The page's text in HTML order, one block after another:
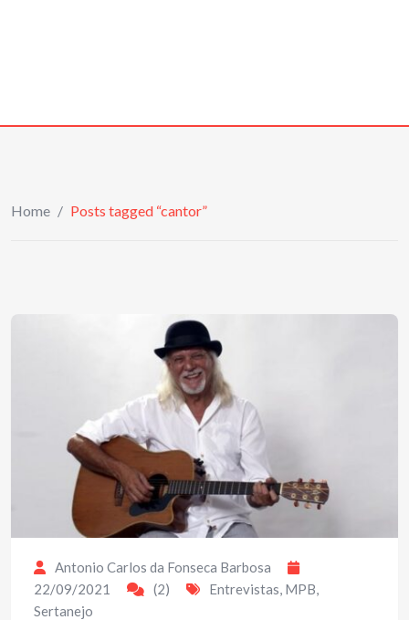
Home / Posts tagged “cantor”
Antonio Carlos da Fonseca Barbosa
22/09/2021
(2) Entrevistas, MPB,
Sertanejo